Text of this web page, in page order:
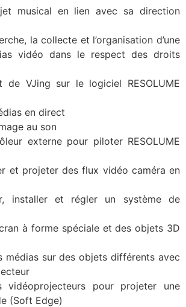
musical en lien avec sa direction
la collecte et l’organisation d’une
vidéo dans le respect des droits
de VJing sur le logiciel RESOLUME
en direct
au son
externe pour piloter RESOLUME
et projeter des flux vidéo caméra en
installer et régler un système de
à forme spéciale et des objets 3D
médias sur des objets différents avec
vidéoprojecteurs pour projeter une
(Soft Edge)